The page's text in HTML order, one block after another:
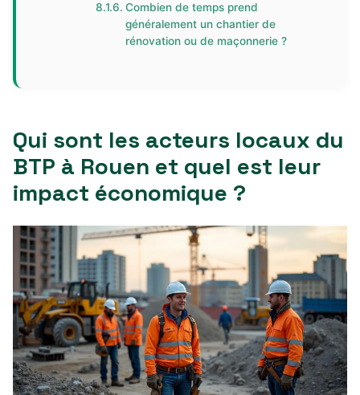
Combien de temps prend
généralement un chantier de
rénovation ou de maçonnerie ?
Qui sont les acteurs locaux du
BTP à Rouen et quel est leur
impact économique ?